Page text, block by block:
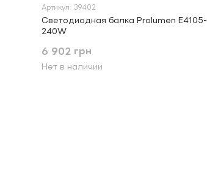
Артикул: 39402
Светодиодная балка Prolumen E4105-
240W
6 902 грн
Нет в наличии